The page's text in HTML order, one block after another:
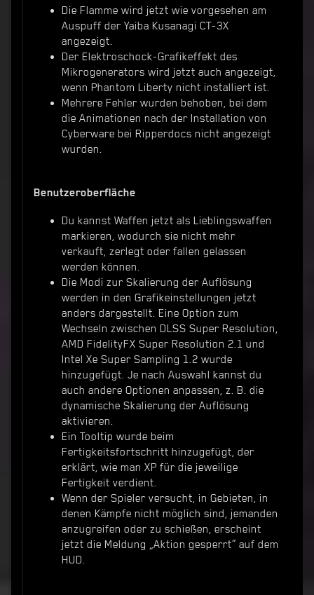
Die Flamme wird jetzt wie vorgesehen am
Auspuff der Yaiba Kusanagi CT-3X
angezeigt.
Der Elektroschock-Grafikeffekt des
Mikrogenerators wird jetzt auch angezeigt,
wenn Phantom Liberty nicht installiert ist.
Mehrere Fehler wurden behoben, bei dem
die Animationen nach der Installation von
Cyberware bei Ripperdocs nicht angezeigt
wurden.
Benutzeroberfläche
Du kannst Waffen jetzt als Lieblingswaffen
markieren, wodurch sie nicht mehr
verkauft, zerlegt oder fallen gelassen
werden können.
Die Modi zur Skalierung der Auflösung
werden in den Grafikeinstellungen jetzt
anders dargestellt. Eine Option zum
Wechseln zwischen DLSS Super Resolution,
AMD FidelityFX Super Resolution 2.1 und
Intel Xe Super Sampling 1.2 wurde
hinzugefügt. Je nach Auswahl kannst du
auch andere Optionen anpassen, z. B. die
dynamische Skalierung der Auflösung
aktivieren.
Ein Tooltip wurde beim
Fertigkeitsfortschritt hinzugefügt, der
erklärt, wie man XP für die jeweilige
Fertigkeit verdient.
Wenn der Spieler versucht, in Gebieten, in
denen Kämpfe nicht möglich sind, jemanden
anzugreifen oder zu schießen, erscheint
jetzt die Meldung „Aktion gesperrt“ auf dem
HUD.